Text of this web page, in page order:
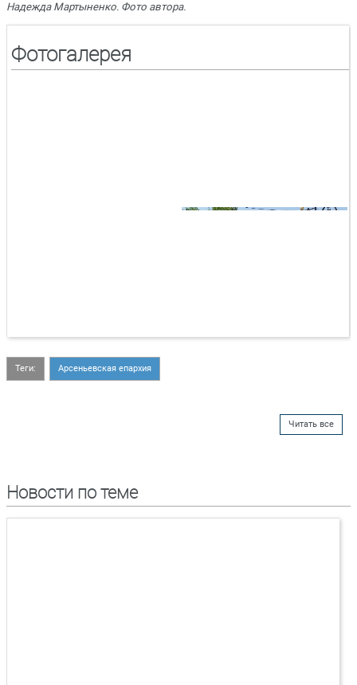
Надежда Мартыненко. Фото автора.
Фотогалерея
Теги: Арсеньевская епархия
Читать все
Новости по теме